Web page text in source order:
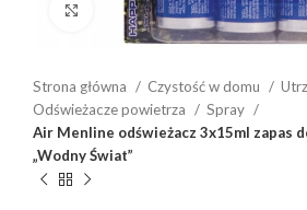
Click to enlarge
Strona główna Czystość w domu
Odświeżacze powietrza
Spray
Air Menline odświeżacz 3x15ml zapas
„Wodny Świat”